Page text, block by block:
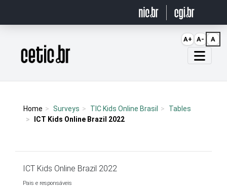
Página inicial
Home Surveys TIC Kids Online Brasil
Tables
ICT Kids Online Brazil 2022
ICT Kids Online Brazil 2022
Pais e responsáveis
A+ A- A